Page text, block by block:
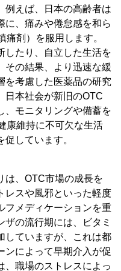
例えば、日本の高齢者は
に、痛みや倦怠感を和ら
剤）を服用します。
したり、自立した生活を
その結果、より迅速な緩
を考慮した医薬品の研究
日本社会が新旧のOTC
、モニタリングや備蓄を
康維持に不可欠な生活
しています。
は、OTC市場の成長を
レスや風邪といった軽度
フメディケーションを重
の流行期には、ビタミ
していますが、これは都
ンによって早期介入が促
、職場のストレスによっ